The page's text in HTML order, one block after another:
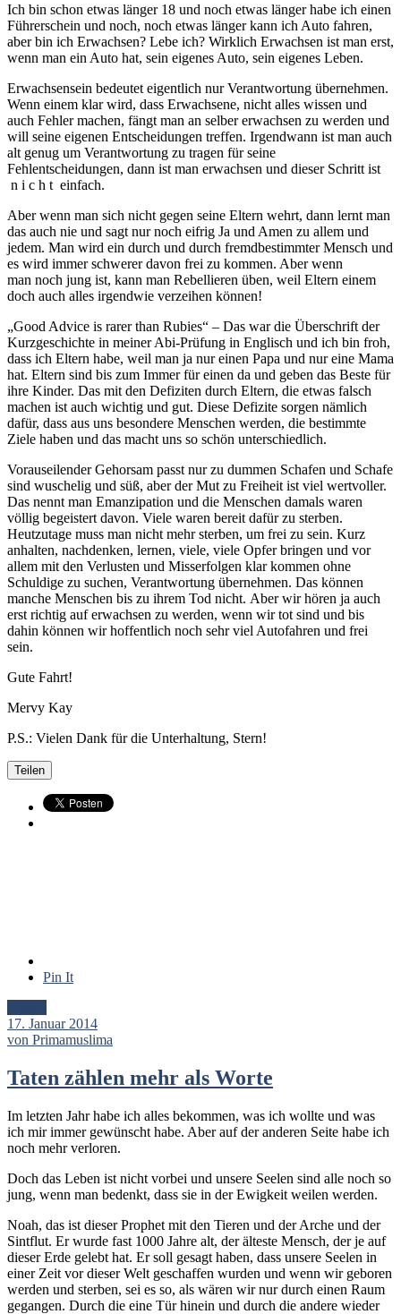
Ich bin schon etwas länger 18 und noch etwas länger habe ich einen
Führerschein und noch, noch etwas länger kann ich Auto fahren,
aber bin ich Erwachsen? Lebe ich? Wirklich Erwachsen ist man erst,
wenn man ein Auto hat, sein eigenes Auto, sein eigenes Leben.
Erwachsensein bedeutet eigentlich nur Verantwortung übernehmen.
Wenn einem klar wird, dass Erwachsene, nicht alles wissen und
auch Fehler machen, fängt man an selber erwachsen zu werden und
will seine eigenen Entscheidungen treffen. Irgendwann ist man auch
alt genug um Verantwortung zu tragen für seine
Fehlentscheidungen, dann ist man erwachsen und dieser Schritt ist
n i c h t einfach.
Aber wenn man sich nicht gegen seine Eltern wehrt, dann lernt man
das auch nie und sagt nur noch eifrig Ja und Amen zu allem und
jedem. Man wird ein durch und durch fremdbestimmter Mensch und
es wird immer schwerer davon frei zu kommen. Aber wenn
man noch jung ist, kann man Rebellieren üben, weil Eltern einem
doch auch alles irgendwie verzeihen können!
„Good Advice is rarer than Rubies“ – Das war die Überschrift der
Kurzgeschichte in meiner Abi-Prüfung in Englisch und ich bin froh,
dass ich Eltern habe, weil man ja nur einen Papa und nur eine Mama
hat. Eltern sind bis zum Immer für einen da und geben das Beste für
ihre Kinder. Das mit den Defiziten durch Eltern, die etwas falsch
machen ist auch wichtig und gut. Diese Defizite sorgen nämlich
dafür, dass aus uns besondere Menschen werden, die bestimmte
Ziele haben und das macht uns so schön unterschiedlich.
Vorauseilender Gehorsam passt nur zu dummen Schafen und Schafe
sind wuschelig und süß, aber der Mut zu Freiheit ist viel wertvoller.
Das nennt man Emanzipation und die Menschen damals waren
völlig begeistert davon. Viele waren bereit dafür zu sterben.
Heutzutage muss man nicht mehr sterben, um frei zu sein. Kurz
anhalten, nachdenken, lernen, viele, viele Opfer bringen und vor
allem mit den Verlusten und Misserfolgen klar kommen ohne
Schuldige zu suchen, Verantwortung übernehmen. Das können
manche Menschen bis zu ihrem Tod nicht. Aber wir hören ja auch
erst richtig auf erwachsen zu werden, wenn wir tot sind und bis
dahin können wir hoffentlich noch sehr viel Autofahren und frei
sein.
Gute Fahrt!
Mervy Kay
P.S.: Vielen Dank für die Unterhaltung, Stern!
Teilen
Pin It
17. Januar 2014
von Primamuslima
Taten zählen mehr als Worte
Im letzten Jahr habe ich alles bekommen, was ich wollte und was
ich mir immer gewünscht habe. Aber auf der anderen Seite habe ich
noch mehr verloren.
Doch das Leben ist nicht vorbei und unsere Seelen sind alle noch so
jung, wenn man bedenkt, dass sie in der Ewigkeit weilen werden.
Noah, das ist dieser Prophet mit den Tieren und der Arche und der
Sintflut. Er wurde fast 1000 Jahre alt, der älteste Mensch, der je auf
dieser Erde gelebt hat. Er soll gesagt haben, dass unsere Seelen in
einer Zeit vor dieser Welt geschaffen wurden und wenn wir geboren
werden und sterben, sei es so, als wären wir nur durch einen Raum
gegangen. Durch die eine Tür hinein und durch die andere wieder